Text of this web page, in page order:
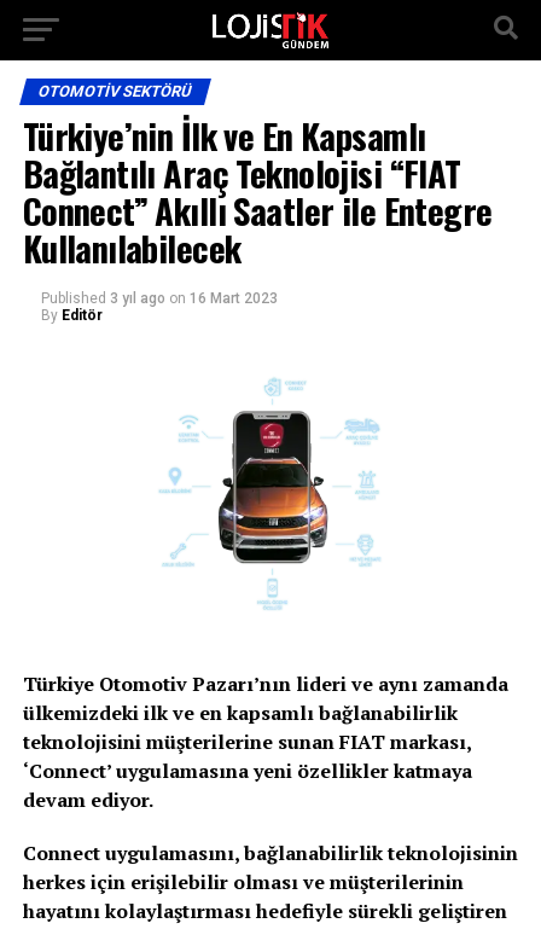
OTOMOTIV SEKTÖRÜ
Türkiye’nin İlk ve En Kapsamlı
Bağlantılı Araç Teknolojisi “FIAT
Connect” Akıllı Saatler ile Entegre
Kullanılabilecek
Published 3 yıl ago on 16 Mart 2023
By Editör
Türkiye Otomotiv Pazarı’nın lideri ve aynı zamanda
ülkemizdeki ilk ve en kapsamlı bağlanabilirlik
teknolojisini müşterilerine sunan FIAT markası,
‘Connect’ uygulamasına yeni özellikler katmaya
devam ediyor.
Connect uygulamasını, bağlanabilirlik teknolojisinin
herkes için erişilebilir olması ve müşterilerinin
hayatını kolaylaştırması hedefiyle sürekli geliştiren